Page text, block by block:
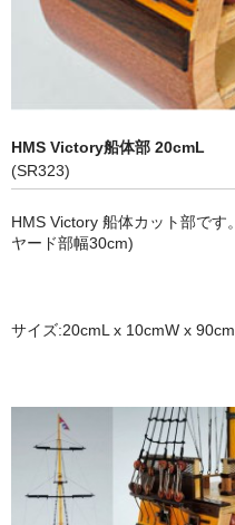
乗り物（Vehicles
立体像・絵画 (Figures,
タンカー・タグボート (Oil
ラジコン仕様 (Boats for RC)
よくあるお問い合わせ (FAQ)
お便り紹介
HMS Victory船体部 20cmL
(SR323)
HMS Victory 船体カット部です
ヤード部幅30cm)
サイズ:20cmL x 10cmW x